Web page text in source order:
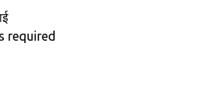
required